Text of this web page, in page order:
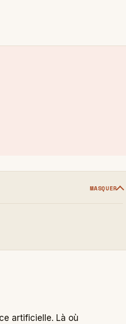
MASQUER
artificielle. Là où